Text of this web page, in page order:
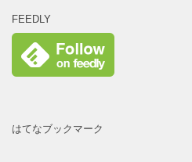
FEEDLY
はてなブックマーク